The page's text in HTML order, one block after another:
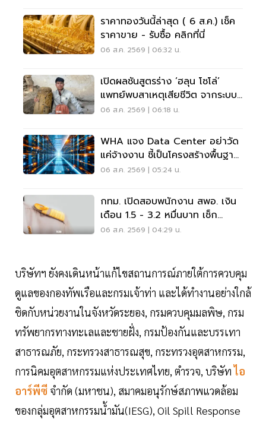
ราคาทองวันนี้ล่าสุด ( 6 ส.ค.) เช็ค
ราคาขาย - รับซื้อ คลิกที่นี่
06 ส.ค. 2569 | 06:32 น.
เปิดผลชันสูตรร่าง ‘ฮลุน โซโล่’
แพทย์พบสาเหตุเสียชีวิต จากระบบ
หัวใจล้มเหลว
06 ส.ค. 2569 | 06:18 น.
WHA แจง Data Center อย่าวัด
แค่จ้างงาน ชี้เป็นโครงสร้างพื้นฐาน
เศรษฐกิจดิจิทัล
06 ส.ค. 2569 | 05:24 น.
กทม. เปิดสอบพนักงาน สพอ. เงิน
เดือน 1.5 - 3.2 หมื่นบาท เช็ก
เงื่อนไข-วิธีสมัครที่นี่
06 ส.ค. 2569 | 04:29 น.
บริษัทฯ ยังคงเดินหน้าแก้ไขสถานการณ์ภายใต้การควบคุม
ดูแลของกองทัพเรือและกรมเจ้าท่า และได้ทำงานอย่างใกล้
ชิดกับหน่วยงานในจังหวัดระยอง, กรมควบคุมมลพิษ, กรม
ทรัพยากรทางทะเลและชายฝั่ง, กรมป้องกันและบรรเทา
สาธารณภัย, กระทรวงสาธารณสุข, กระทรวงอุตสาหกรรม,
การนิคมอุตสาหกรรมแห่งประเทศไทย, ตำรวจ, บริษัทไอ
อาร์พีซี จำกัด (มหาชน), สมาคมอนุรักษ์สภาพแวดล้อม
ของกลุ่มอุตสาหกรรมน้ำมัน(IESG), Oil Spill Response